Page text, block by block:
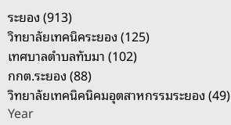
ระยอง (913)
วิทยาลัยเทคนิคระยอง (125)
เทศบาลตำบลทับมา (102)
กกต.ระยอง (88)
วิทยาลัยเทคนิคนิคมอุตสาหกรรมระยอง (49)
Year